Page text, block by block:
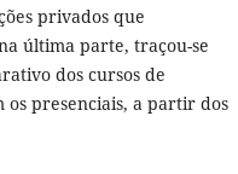
privados que
última parte, traçou-se
dos cursos de
os presenciais, a partir dos